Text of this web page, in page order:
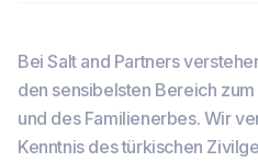
Bei Salt and Partners
den sensibelsten Bereich
und des Familienerbes. Wir
Kenntnis des türkischen